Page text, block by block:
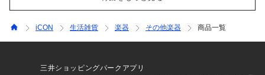
iCON 生活雑貨 楽器 その他楽器 商品一覧
三井ショッピングパークアプリ